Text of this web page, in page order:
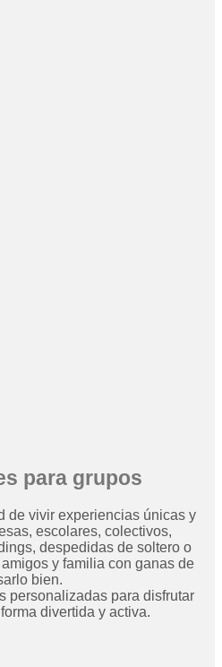
para grupos
de vivir experiencias únicas y
escolares, colectivos,
despedidas de soltero o
y familia con ganas de
bien.
personalizadas para disfrutar
divertida y activa.